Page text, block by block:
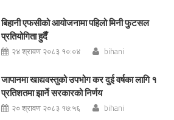
बिहानी एफसीको आयोजनामा पहिलो मिनी फुटसल
प्रतियोगिता हुदैँ
२४ श्रावण २०८३ १०:०४ bihani
जापानमा खाद्यवस्तुको उपभोग कर दुई वर्षका लागि १
प्रतिशतमा झार्ने सरकारको निर्णय
२० श्रावण २०८३ १७:५६ bihani